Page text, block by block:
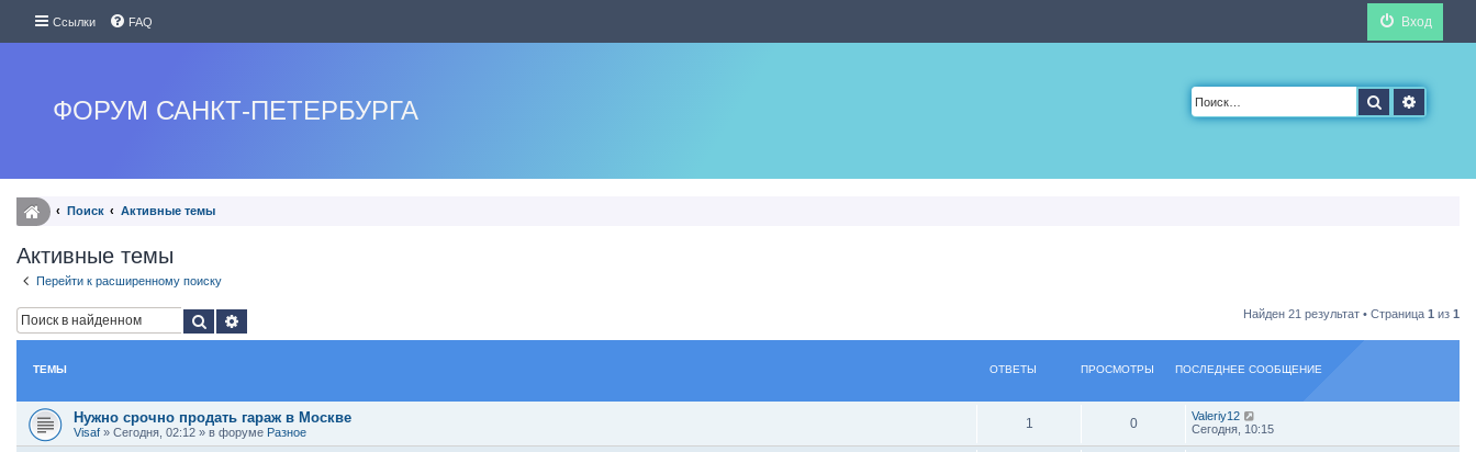
Ссылки FAQ Вход
ФОРУМ САНКТ-ПЕТЕРБУРГА Поиск
Поиск Активные темы
Активные темы
Перейти к расширенному поиску
Поиск Найден 21 результат • Страница 1 из 1
ТЕМЫ ОТВЕТЫ ПРОСМОТРЫ ПОСЛЕДНЕЕ СООБЩЕНИЕ
Нужно срочно продать гараж в Москве
Visaf » Сегодня, 02:12 » в форуме Разное
1 0
Valeriy12
Сегодня, 10:15